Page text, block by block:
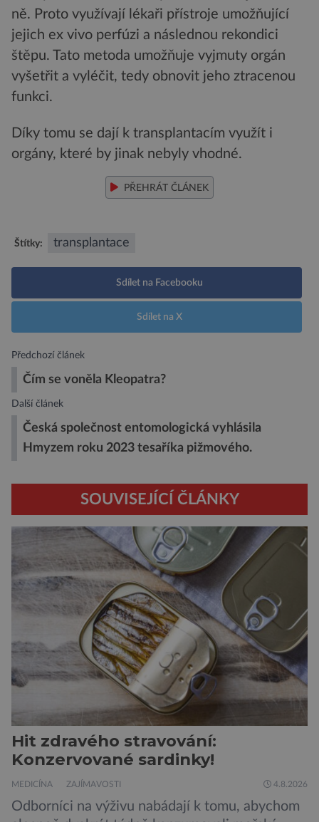
ně. Proto využívají lékaři přístroje umožňující
jejich ex vivo perfúzi a následnou rekondici
štěpu. Tato metoda umožňuje vyjmuty orgán
vyšetřit a vyléčit, tedy obnovit jeho ztracenou
funkci.
Díky tomu se dají k transplantacím využít i
orgány, které by jinak nebyly vhodné.
PŘEHRÁT ČLÁNEK
Štítky: transplantace
Sdílet na Facebooku
Sdílet na X
Předchozí článek
Čím se voněla Kleopatra?
Další článek
Česká společnost entomologická vyhlásila
Hmyzem roku 2023 tesaříka pižmového.
SOUVISEJÍCÍ ČLÁNKY
Hit zdravého stravování:
Konzervované sardinky!
MEDICÍNA ZAJÍMAVOSTI 4.8.2026
Odborníci na výživu nabádají k tomu, abychom